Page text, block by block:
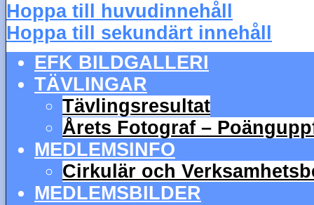
Hoppa till huvudinnehåll
Hoppa till sekundärt innehåll
EFK BILDGALLERI
TÄVLINGAR
Tävlingsresultat
Årets Fotograf –
MEDLEMSINFO
Cirkulär och
MEDLEMSBILDER